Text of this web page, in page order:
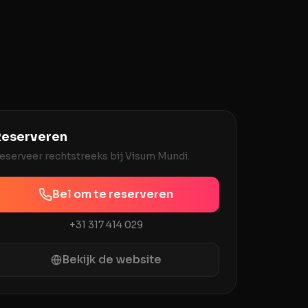
rechtstreeks bij Visum Mundi.
Bel om te reserveren
+31 317 414 029
Bekijk de website